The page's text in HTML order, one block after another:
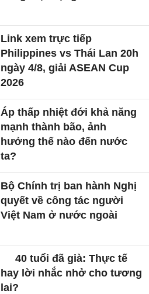
Link xem trực tiếp
Philippines vs Thái Lan 20h
ngày 4/8, giải ASEAN Cup
2026
Áp thấp nhiệt đới khả năng
mạnh thành bão, ảnh
hưởng thế nào đến nước
ta?
Bộ Chính trị ban hành Nghị
quyết về công tác người
Việt Nam ở nước ngoài
40 tuổi đã già: Thực tế
hay lời nhắc nhở cho tương
lai?